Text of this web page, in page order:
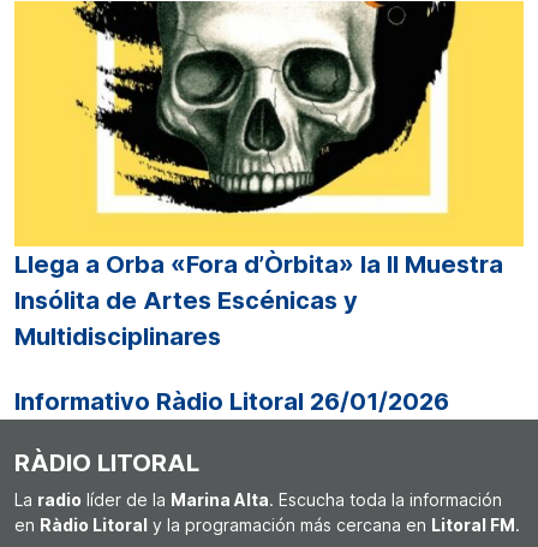
Llega a Orba «Fora d’Òrbita» la II Muestra
Insólita de Artes Escénicas y
Multidisciplinares
Informativo Ràdio Litoral 26/01/2026
RÀDIO LITORAL
La radio líder de la Marina Alta. Escucha toda la información
en Ràdio Litoral y la programación más cercana en Litoral FM.